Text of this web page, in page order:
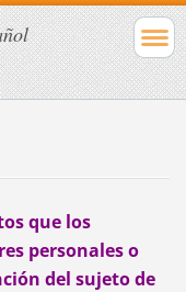
que los
personales o
del sujeto de